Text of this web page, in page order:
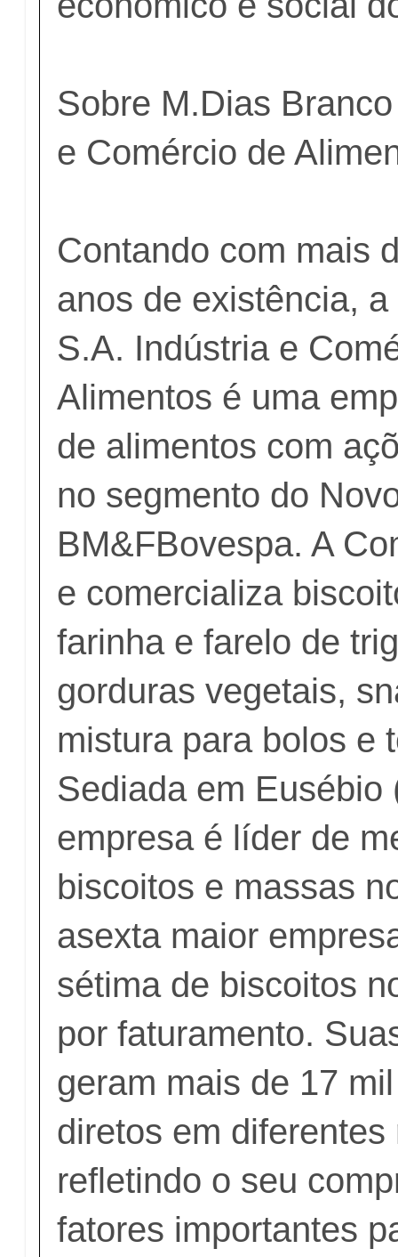
Sobre M.Dias
e Comércio de
Contando com mais
anos de existência,
S.A. Indústria e
Alimentos é uma
de alimentos com
no segmento do
BM&FBovespa. A
e comercializa
farinha e farelo de
gorduras vegetais,
mistura para bolos e
Sediada em Eusébio
empresa é líder de
biscoitos e massas
asexta maior
sétima de biscoitos
por faturamento.
geram mais de 17
diretos em diferentes
refletindo o seu
fatores importantes